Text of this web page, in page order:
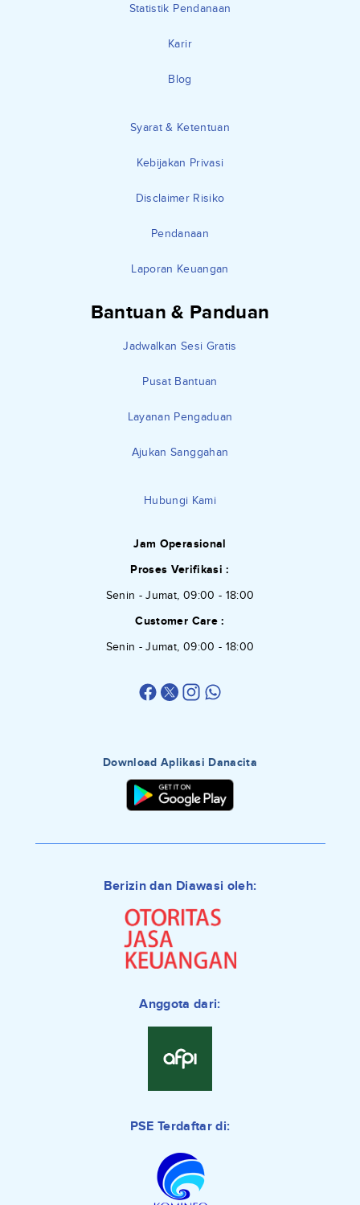
Statistik Pendanaan
Karir
Blog
Syarat & Ketentuan
Kebijakan Privasi
Disclaimer Risiko
Pendanaan
Laporan Keuangan
Bantuan & Panduan
Jadwalkan Sesi Gratis
Pusat Bantuan
Layanan Pengaduan
Ajukan Sanggahan
Hubungi Kami
Jam Operasional
Proses Verifikasi :
Senin - Jumat, 09:00 - 18:00
Customer Care :
Senin - Jumat, 09:00 - 18:00
Download Aplikasi Danacita
Berizin dan Diawasi oleh:
Anggota dari:
PSE Terdaftar di: